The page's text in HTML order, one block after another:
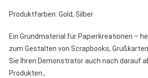
Produktfarben: Gold, Silber
Ein Grundmaterial für Papierkreationen –
zum Gestalten von Scrapbooks,
Sie Ihren Demonstrator auch nach darauf
Produkten.,